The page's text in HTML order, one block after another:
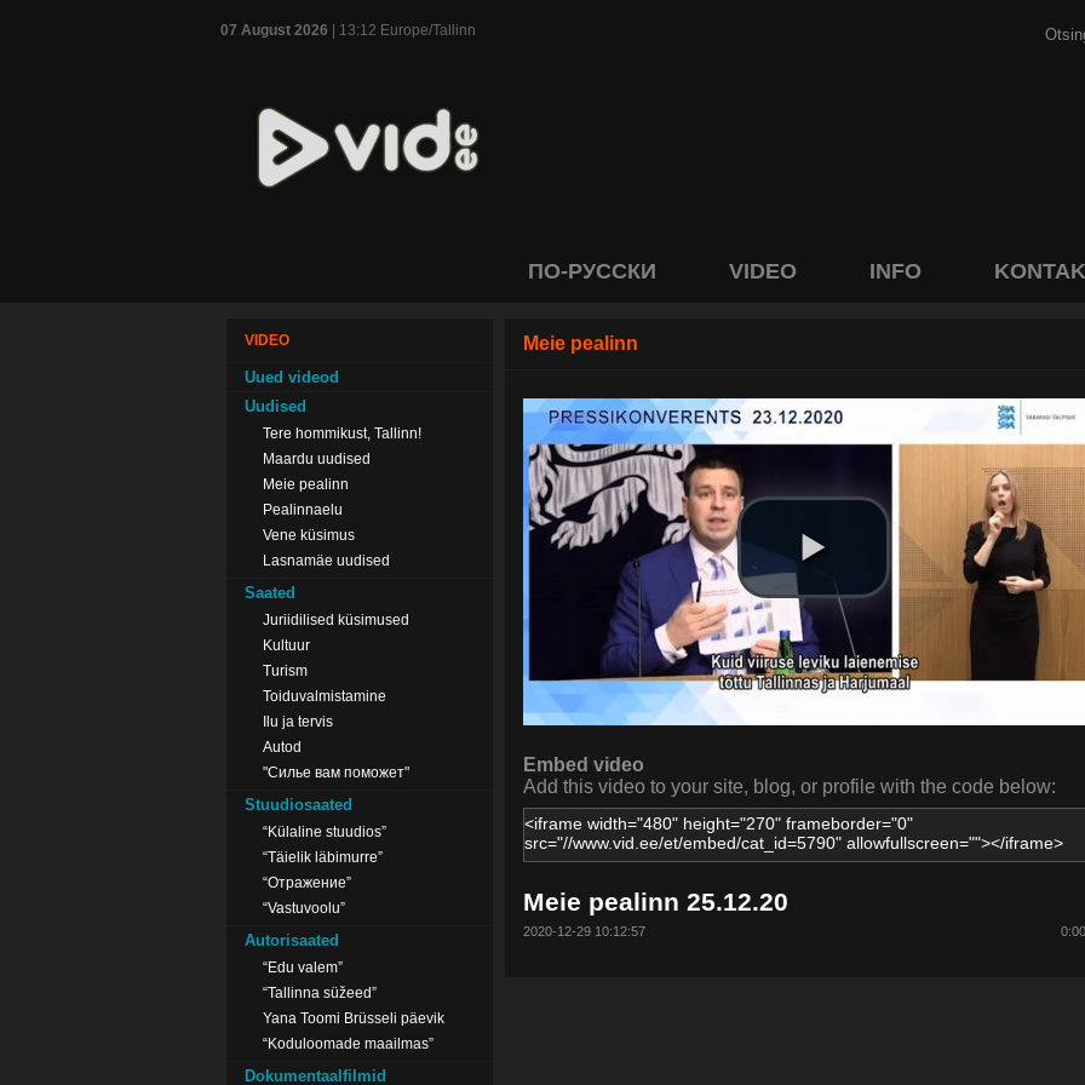
07 August 2026 | 13:12 Europe/Tallinn
ПО-РУССКИ VIDEO INFO
VIDEO
Uued videod
Uudised
Tere hommikust, Tallinn!
Maardu uudised
Meie pealinn
Pealinnaelu
Vene küsimus
Lasnamäe uudised
Saated
Juriidilised küsimused
Kultuur
Turism
Toiduvalmistamine
Ilu ja tervis
Autod
"Силье вам поможет"
Stuudiosaated
“Külaline stuudios”
“Täielik läbimurre”
“Отражение”
“Vastuvoolu”
Autorisaated
“Edu valem”
“Tallinna süžeed”
Yana Toomi Brüsseli päevik
“Koduloomade maailmas”
Dokumentaalfilmid
Meie pealinn
Embed video
Add this video to your site, blog, or profile with the code below:
Meie pealinn 25.12.20
2020-12-29 10:12:57